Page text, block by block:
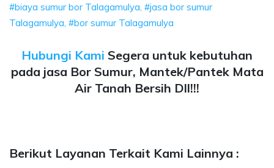
#biaya sumur bor Talagamulya, #jasa bor sumur
Talagamulya, #bor sumur Talagamulya
Hubungi Kami Segera untuk kebutuhan
pada jasa Bor Sumur, Mantek/Pantek Mata
Air Tanah Bersih Dll!!!
Berikut Layanan Terkait Kami Lainnya :